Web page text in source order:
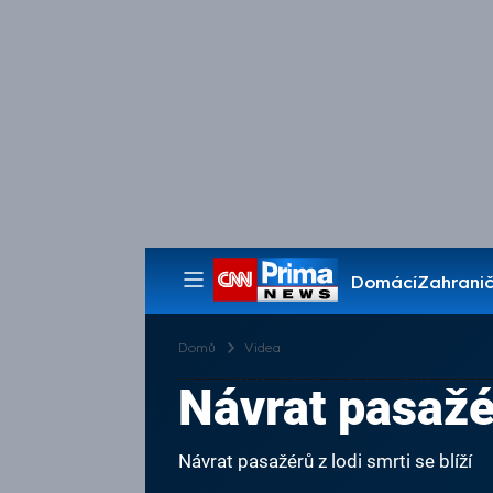
Domácí
Pořady
Domů Videa
Návrat
Návrat pasažérů z lodi smrti se blíží